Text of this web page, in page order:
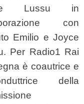
Lussu in
con
Emilio e Joyce
Per Radio1 Rai
è coautrice e
della